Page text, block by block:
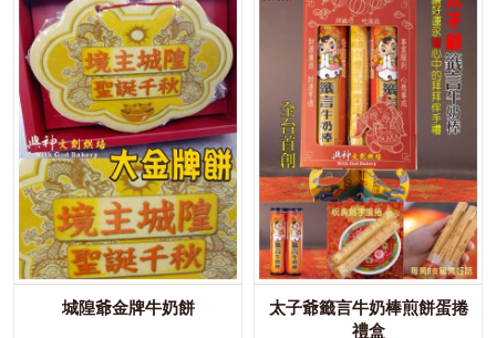
城隍爺金牌牛奶餅
太子爺籤言牛奶棒煎餅蛋捲
禮盒